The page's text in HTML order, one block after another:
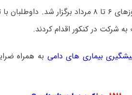
سال ۱۴۰۰ در روزهای ۶ تا ۸ مرداد برگزار
شرکت در کنکور اقدام کردند.
بیماری های دامی به همراه